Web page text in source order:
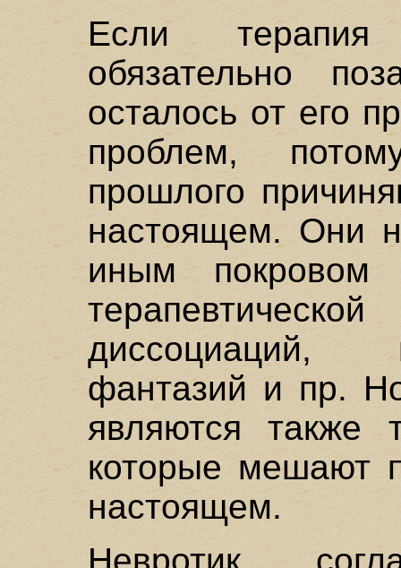
Если
обязательно
осталось от его
проблем,
прошлого
настоящем. Они
иным покровом
диссоциаций,
фантазий и пр.
являются также
которые мешают
настоящем.
Невротик,